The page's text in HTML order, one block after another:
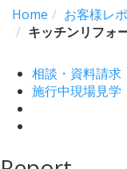
Home
お客様レ
キッチンリフォ
相談・資料請求
施行中現場見学